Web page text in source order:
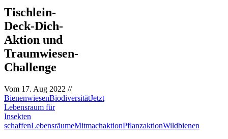
Tischlein-
Deck-Dich-
Aktion und
Traumwiesen-
Challenge
Vom 17. Aug 2022 //
BienenwiesenBiodiversitätJetzt
Lebensraum für
Insekten
schaffenLebensräumeMitmachaktionPflanzaktionWildbienen